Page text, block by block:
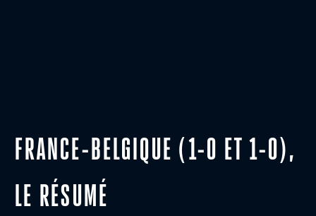
FRANCE-BELGIQUE (1-0 ET 1-0),
LE RÉSUMÉ